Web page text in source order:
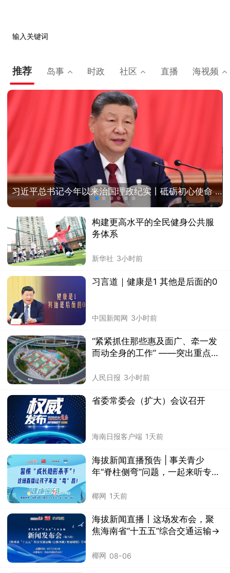
输入关键词
推荐 岛事 时政 社区 直播 海视频
习近平总书记今年以来治国理政纪实丨砥砺初心使命 把党建设得更加坚强有力
构建更高水平的全民健身公共服
务体系
新华社 3小时前
习言道｜健康是1 其他是后面的0
中国新闻网 3小时前
“紧紧抓住那些惠及面广、牵一发
而动全身的工作” ——突出重点推
人民日报 3小时前
省委常委会（扩大）会议召开
海南日报客户端 1天前
海拔新闻直播预告 | 事关青少
年“脊柱侧弯”问题，一起来听专家
椰网 1天前
海拔新闻直播丨这场发布会，聚
焦海南省“十五五”综合交通运输→
椰网 08-06